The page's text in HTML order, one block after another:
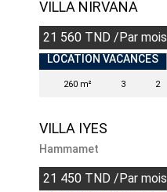
VILLA NIRVANA
21 560 TND /Par mois
LOCATION VACANCES
260 m² 3 2
VILLA IYES
Hammamet
21 450 TND /Par mois